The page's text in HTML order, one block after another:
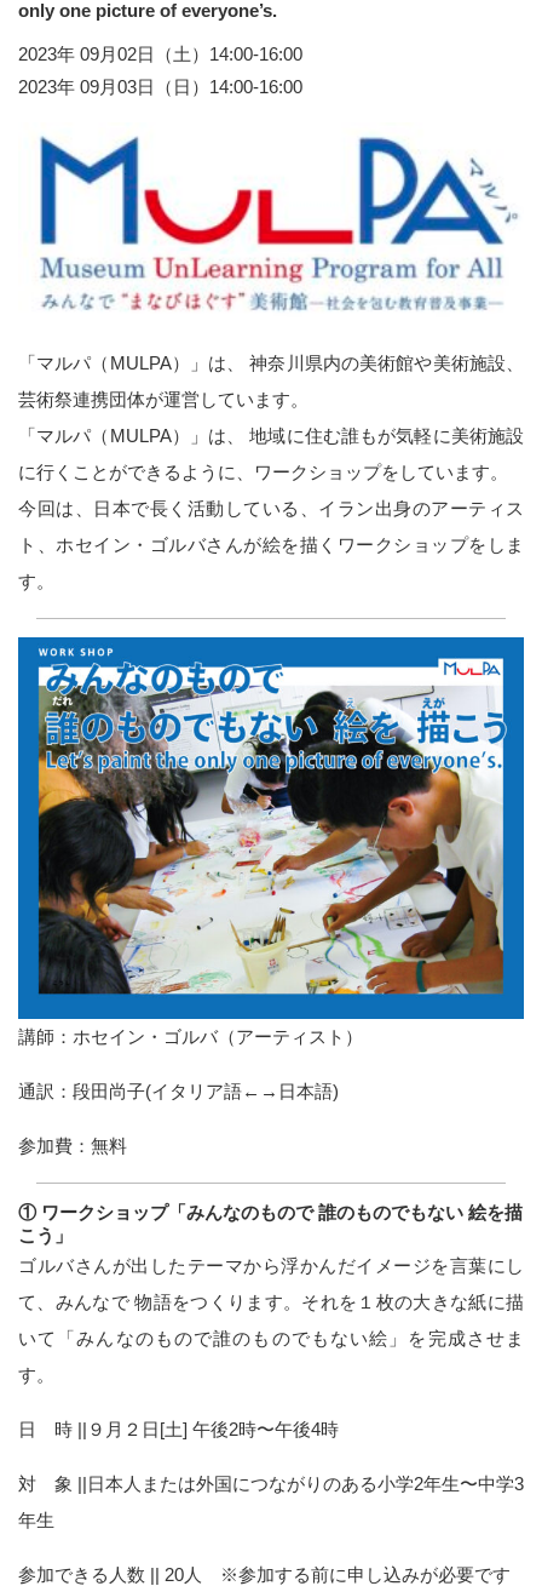
only one picture of everyone’s.
2023年 09月02日（土）14:00-16:00
2023年 09月03日（日）14:00-16:00
「マルパ（MULPA）」は、 神奈川県内の美術館や美術施設、
芸術祭連携団体が運営しています。
「マルパ（MULPA）」は、 地域に住む誰もが気軽に美術施設
に行くことができるように、ワークショップをしています。
今回は、日本で長く活動している、イラン出身のアーティス
ト、ホセイン・ゴルバさんが絵を描くワークショップをしま
す。
講師：ホセイン・ゴルバ（アーティスト）
通訳：段田尚子(イタリア語←→日本語)
参加費：無料
① ワークショップ「みんなのもので 誰のものでもない 絵を描
こう」
ゴルバさんが出したテーマから浮かんだイメージを言葉にし
て、みんなで 物語をつくります。それを１枚の大きな紙に描
いて「みんなのもので誰のものでもない絵」を完成させま
す。
日 時 ||９月２日[土] 午後2時〜午後4時
対 象 ||日本人または外国につながりのある小学2年生〜中学3
年生
参加できる人数 || 20人 ※参加する前に申し込みが必要です